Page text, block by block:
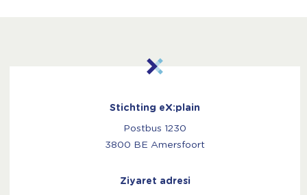
Stichting eX:plain
Postbus 1230
3800 BE Amersfoort
Ziyaret adresi